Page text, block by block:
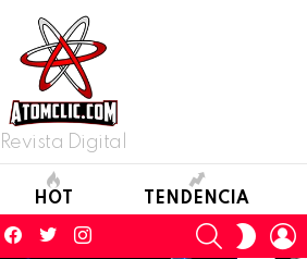
Revista Digital
HOT TENDENCIA
Facebook
TwitterInstagram SEARCH
SKIN